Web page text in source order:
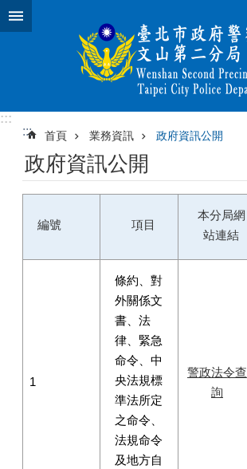
跳到主要內容區塊
:::
:::
首頁 業務資訊 政府資訊公開
政府資訊公開
編號 項目
本分局網
站連結
1
條約、對
外關係文
書、法
律、緊急
命令、中
央法規標
準法所定
之命令、
法規命令
及地方自
警政法令查
詢